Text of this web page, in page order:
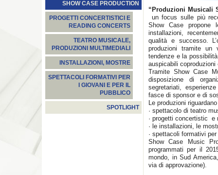
SHOW CASE PRODUCTION
PROGETTI CONCERTISTICI E
READING CONCERTS
TEATRO MUSICALE,
PRODUZIONI MULTIMEDIALI
INSTALLAZIONI, MOSTRE
SPETTACOLI FORMATIVI PER
I GIOVANI E PER IL
PUBBLICO
SPOTLIGHT
“Produzioni Musicali
un focus sulle più
Show Case propone
installazioni,
qualità e successo.
produzioni tramite un
tendenze e la
auspicabili coproduzioni
Tramite Show Case
disposizione di
segretariati,
fasce di sponsor e di
Le produzioni riguardano
· spettacolo di teatro
· progetti concertistic e
· le installazioni, le
· spettacoli formativi
Show Case Music
programmati per il
mondo, in Sud
via di approvazione).